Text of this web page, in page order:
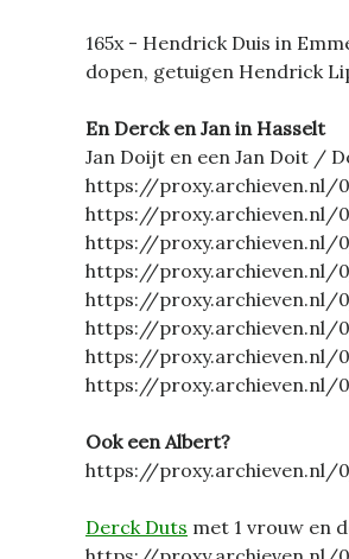
165x - Hendrick Duis in
dopen, getuigen Hendrick
En Derck en Jan in Hasselt
Jan Doijt en een Jan Doit /
https://proxy.archieven.nl/0/
https://proxy.archieven.nl/0/
https://proxy.archieven.nl/0/
https://proxy.archieven.nl/0/
https://proxy.archieven.nl/0/
https://proxy.archieven.nl/0/
https://proxy.archieven.nl/0/
https://proxy.archieven.nl/0/
Ook een Albert?
https://proxy.archieven.nl/0/
Derck Duts met 1 vrouw en